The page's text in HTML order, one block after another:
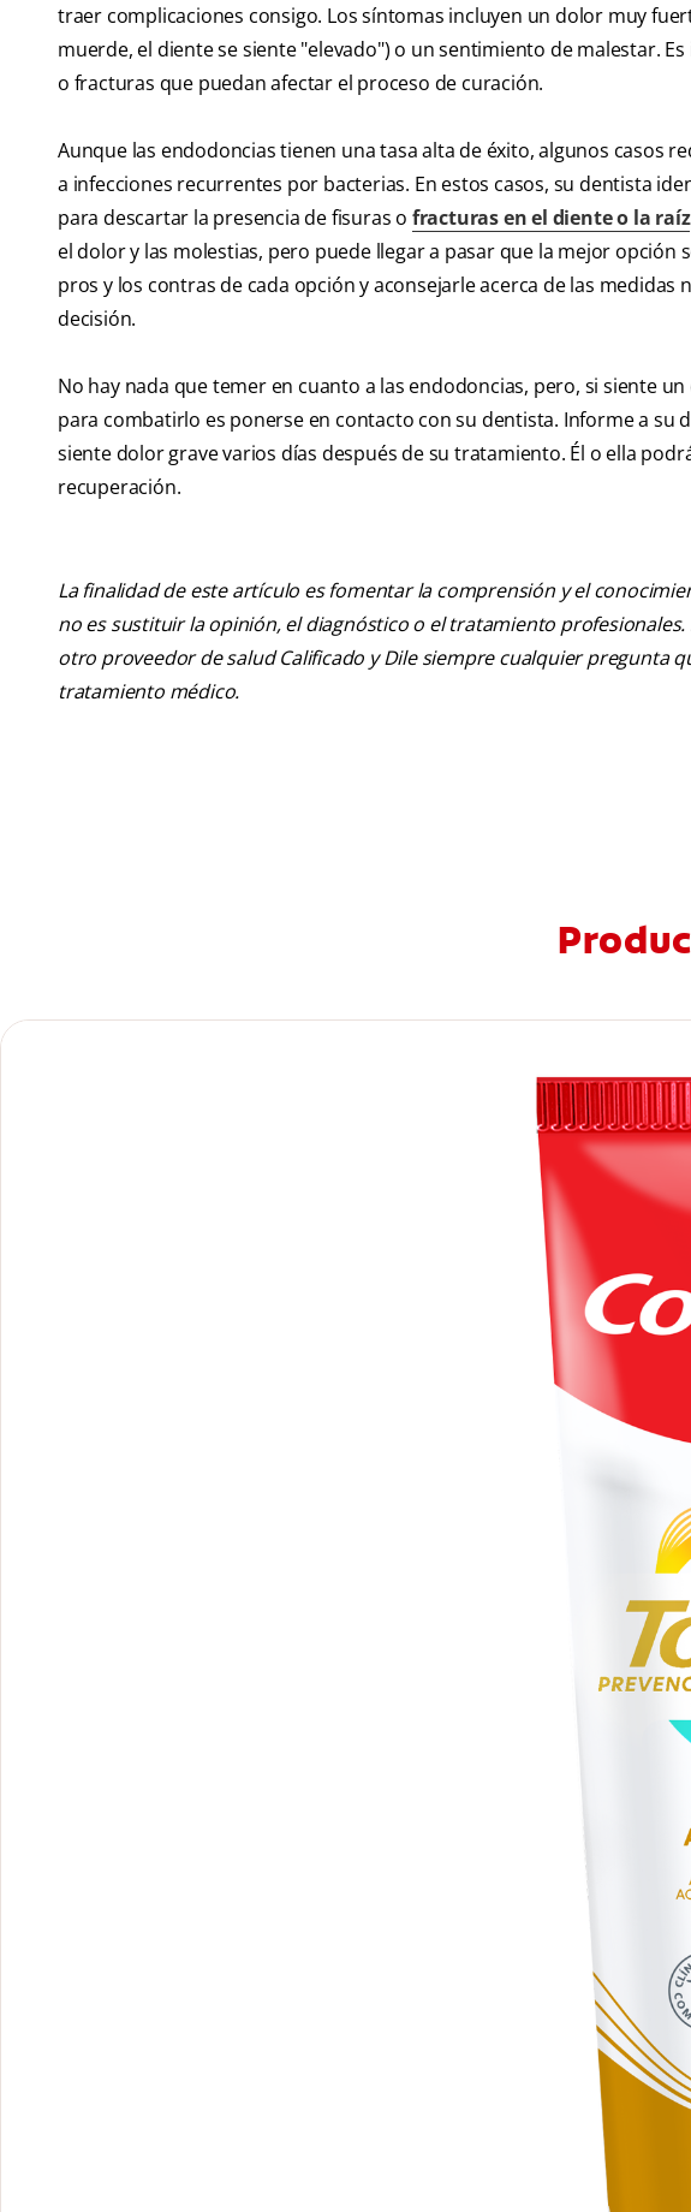
traer complicaciones consigo. Los síntomas incluyen un dolor muy
muerde, el diente se siente "elevado") o un sentimiento de malestar.
o fracturas que puedan afectar el proceso de curación.
Aunque las endodoncias tienen una tasa alta de éxito, algunos casos
a infecciones recurrentes por bacterias. En estos casos, su dentista
para descartar la presencia de fisuras o fracturas en el diente o la raíz
el dolor y las molestias, pero puede llegar a pasar que la mejor opción
pros y los contras de cada opción y aconsejarle acerca de las
decisión.
No hay nada que temer en cuanto a las endodoncias, pero, si siente
para combatirlo es ponerse en contacto con su dentista. Informe a su
siente dolor grave varios días después de su tratamiento. Él o ella
recuperación.
La finalidad de este artículo es fomentar la comprensión y el
no es sustituir la opinión, el diagnóstico o el tratamiento
otro proveedor de salud Calificado y Dile siempre cualquier pregunta
tratamiento médico.